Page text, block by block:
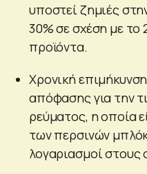
υποστεί ζημιές
30% σε σχέση με το
προϊόντα.
Χρονική
απόφασης για την
ρεύματος, η οποία
των περσινών
λογαριασμοί στους